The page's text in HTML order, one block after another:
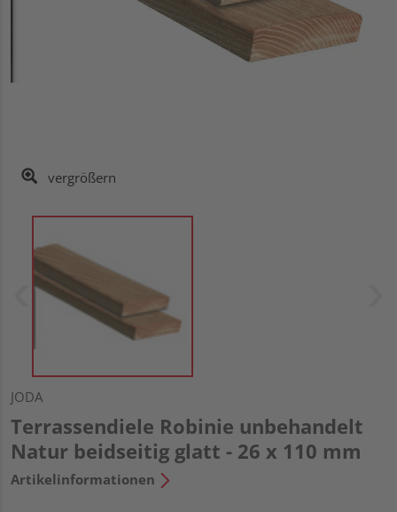
vergrößern
JODA
Terrassendiele Robinie unbehandelt
Natur beidseitig glatt - 26 x 110 mm
Artikelinformationen